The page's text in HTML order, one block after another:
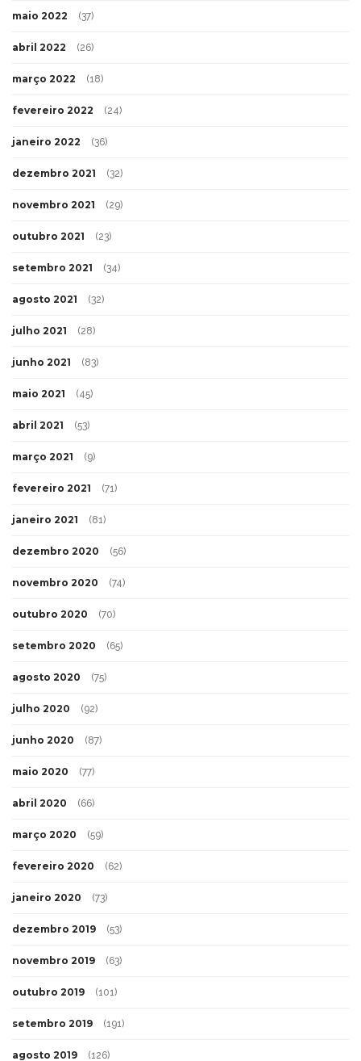
maio 2022 (37)
abril 2022 (26)
março 2022 (18)
fevereiro 2022 (24)
janeiro 2022 (36)
dezembro 2021 (32)
novembro 2021 (29)
outubro 2021 (23)
setembro 2021 (34)
agosto 2021 (32)
julho 2021 (28)
junho 2021 (83)
maio 2021 (45)
abril 2021 (53)
março 2021 (9)
fevereiro 2021 (71)
janeiro 2021 (81)
dezembro 2020 (56)
novembro 2020 (74)
outubro 2020 (70)
setembro 2020 (65)
agosto 2020 (75)
julho 2020 (92)
junho 2020 (87)
maio 2020 (77)
abril 2020 (66)
março 2020 (59)
fevereiro 2020 (62)
janeiro 2020 (73)
dezembro 2019 (53)
novembro 2019 (63)
outubro 2019 (101)
setembro 2019 (191)
agosto 2019 (126)